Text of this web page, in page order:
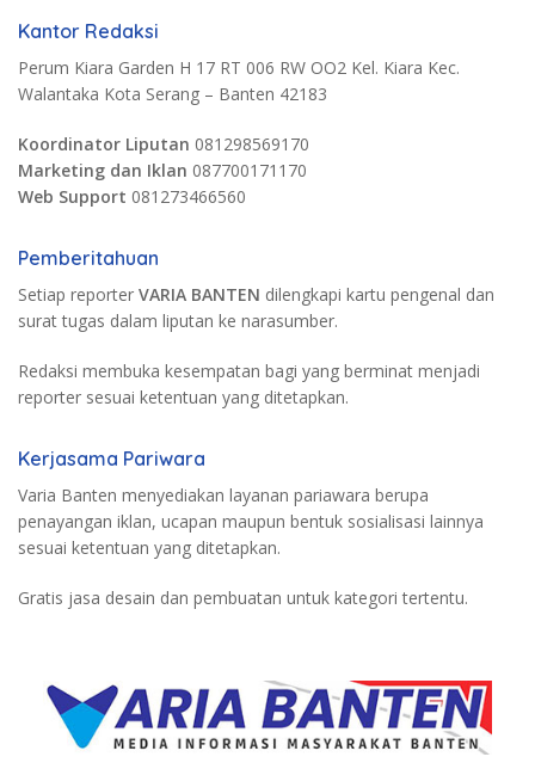
Kantor Redaksi
Perum Kiara Garden H 17 RT 006 RW OO2 Kel. Kiara Kec.
Walantaka Kota Serang – Banten 42183
Koordinator Liputan 081298569170
Marketing dan Iklan 087700171170
Web Support 081273466560
Pemberitahuan
Setiap reporter VARIA BANTEN dilengkapi kartu pengenal dan
surat tugas dalam liputan ke narasumber.
Redaksi membuka kesempatan bagi yang berminat menjadi
reporter sesuai ketentuan yang ditetapkan.
Kerjasama Pariwara
Varia Banten menyediakan layanan pariawara berupa
penayangan iklan, ucapan maupun bentuk sosialisasi lainnya
sesuai ketentuan yang ditetapkan.
Gratis jasa desain dan pembuatan untuk kategori tertentu.